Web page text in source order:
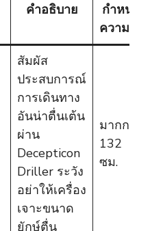
คำอธิบาย
กำหนด
ความสูง
สัมผัส
ประสบการณ์
การเดินทาง
อันน่าตื่นเต้น
ผ่าน
Decepticon
Driller ระวัง
อย่าให้เครื่อง
เจาะขนาด
ยักษ์ตื่น
มากกว่า
132
ซม.